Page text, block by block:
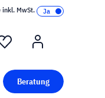
inkl. MwSt.
Beratung